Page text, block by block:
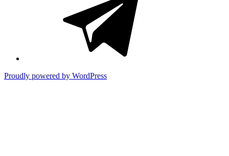
Proudly powered by WordPress